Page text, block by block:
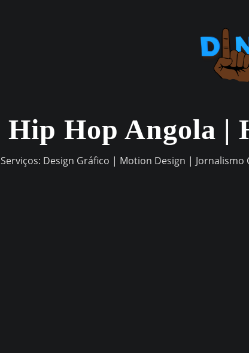
Hip Hop Angola |
Serviços: Design Gráfico | Motion Design |